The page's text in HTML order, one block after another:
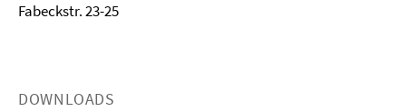
Fabeckstr. 23-25
DOWNLOADS